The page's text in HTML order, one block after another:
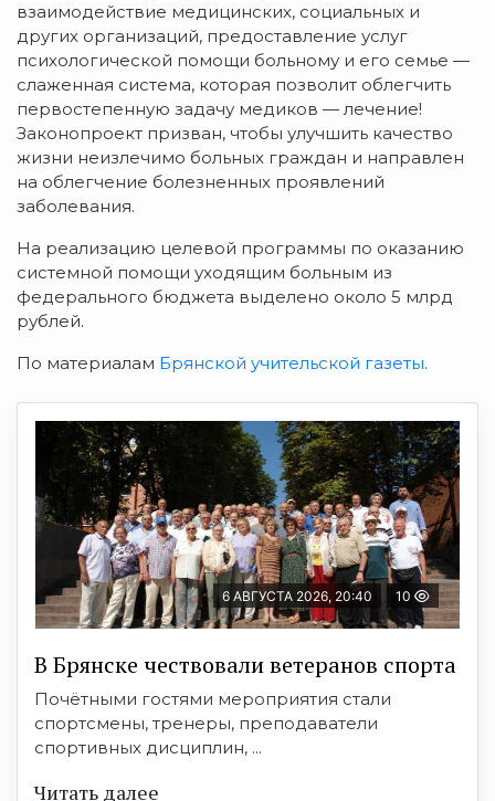
взаимодействие медицинских, социальных и
других организаций, предоставление услуг
психологической помощи больному и его семье —
слаженная система, которая позволит облегчить
первостепенную задачу медиков — лечение!
Законопроект призван, чтобы улучшить качество
жизни неизлечимо больных граждан и направлен
на облегчение болезненных проявлений
заболевания.
На реализацию целевой программы по оказанию
системной помощи уходящим больным из
федерального бюджета выделено около 5 млрд
рублей.
По материалам Брянской учительской газеты.
6 АВГУСТА 2026, 20:40 10
В Брянске чествовали ветеранов спорта
Почётными гостями мероприятия стали
спортсмены, тренеры, преподаватели
спортивных дисциплин, ...
Читать далее